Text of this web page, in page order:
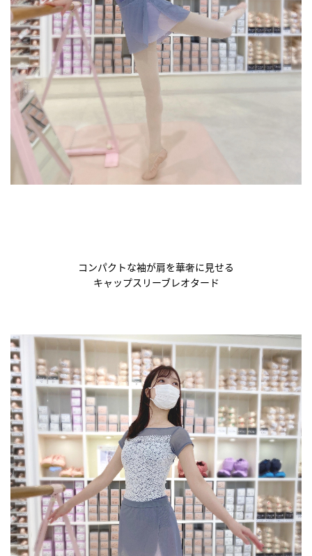
コンパクトな袖が肩を華奢に見せる
キャップスリーブレオタード